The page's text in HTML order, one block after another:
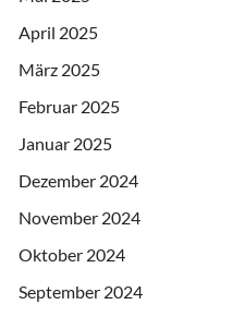
April 2025
März 2025
Februar 2025
Januar 2025
Dezember 2024
November 2024
Oktober 2024
September 2024